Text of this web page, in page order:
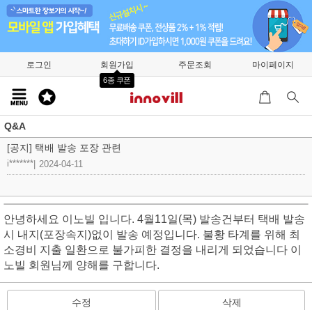
로그인 회원가입
6종 쿠폰
주문조회 마이페이지
Q&A
[공지] 택배 발송 포장 관련
i******* 2024-04-11
안녕하세요 이노빌 입니다. 4월11일(목) 발송건부터 택배 발송
시 내지(포장속지)없이 발송 예정입니다. 불황 타계를 위해 최
소경비 지출 일환으로 불가피한 결정을 내리게 되었습니다 이
노빌 회원님께 양해를 구합니다.
수정 삭제